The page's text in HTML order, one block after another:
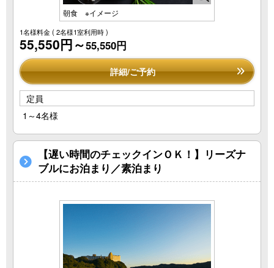
朝食 ※イメージ
1名様料金( 2名様1室利用時 )
55,550円～55,550円
詳細/ご予約
定員
1～4名様
【遅い時間のチェックインＯＫ！】リーズナ
ブルにお泊まり／素泊まり